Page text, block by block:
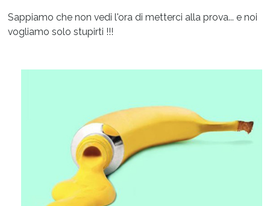
Sappiamo che non vedi l'ora di metterci alla prova... e noi
vogliamo solo stupirti !!!